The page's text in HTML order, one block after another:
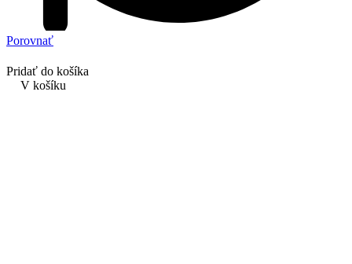
Porovnať
Pridať do košíka
V košíku